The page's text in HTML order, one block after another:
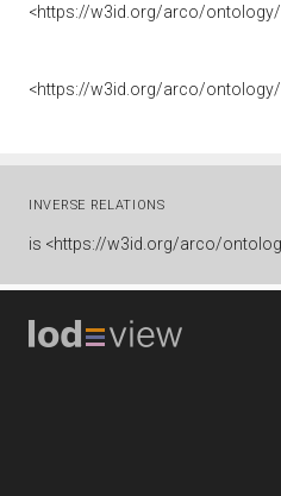
<https://w3id.org/arco/
<https://w3id.org/arco/
INVERSE RELATIONS
is <https://w3id.org/arco/